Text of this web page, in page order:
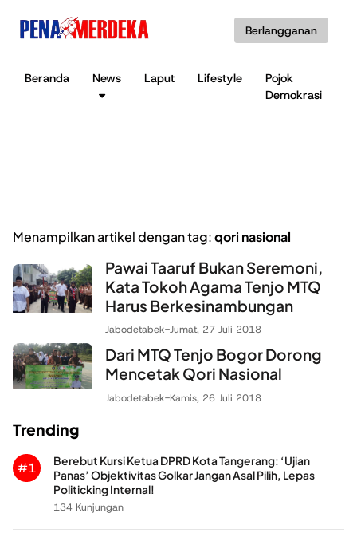
Berlangganan
Beranda News Laput Lifestyle
Pojok
Demokrasi
Menampilkan artikel dengan tag:qori nasional
Pawai Taaruf Bukan Seremoni,
Kata Tokoh Agama Tenjo MTQ
Harus Berkesinambungan
Jabodetabek-Jumat, 27 Juli 2018
Dari MTQ Tenjo Bogor Dorong
Mencetak Qori Nasional
Jabodetabek-Kamis, 26 Juli 2018
Trending
#1
Berebut Kursi Ketua DPRD Kota Tangerang: ‘Ujian
Panas’ Objektivitas Golkar Jangan Asal Pilih, Lepas
Politicking Internal!
134 Kunjungan